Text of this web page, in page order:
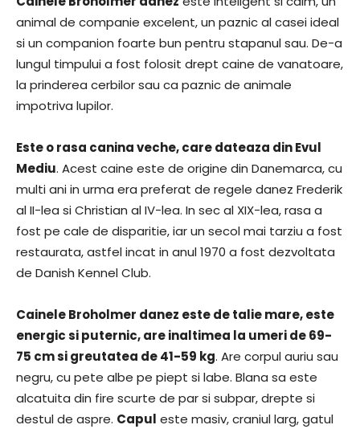
animal de companie excelent, un paznic al casei ideal
si un companion foarte bun pentru stapanul sau. De-a
lungul timpului a fost folosit drept caine de vanatoare,
la prinderea cerbilor sau ca paznic de animale
impotriva lupilor.
Este o rasa canina veche, care dateaza din Evul
Mediu. Acest caine este de origine din Danemarca, cu
multi ani in urma era preferat de regele danez Frederik
al II-lea si Christian al IV-lea. In sec al XIX-lea, rasa a
fost pe cale de disparitie, iar un secol mai tarziu a fost
restaurata, astfel incat in anul 1970 a fost dezvoltata
de Danish Kennel Club.
Cainele Broholmer danez este de talie mare, este
energic si puternic, are inaltimea la umeri de 69-
75 cm si greutatea de 41-59 kg. Are corpul auriu sau
negru, cu pete albe pe piept si labe. Blana sa este
alcatuita din fire scurte de par si subpar, drepte si
destul de aspre. Capul este masiv, craniul larg, gatul